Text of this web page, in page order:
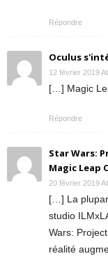
Répondre
Oculus
12 février 2019
[…] Magic
Répondre
Star Wars:
Magic Leap
20 février 2019
[…] La
studio
Wars:
réalité